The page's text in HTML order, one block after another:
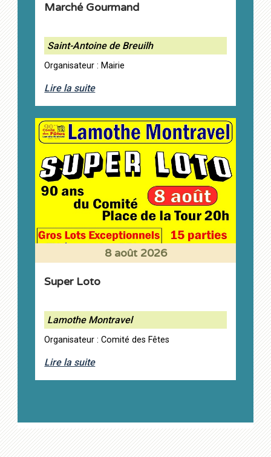
Marché Gourmand
Saint-Antoine de Breuilh
Organisateur : Mairie
Lire la suite
8 août 2026
Super Loto
Lamothe Montravel
Organisateur : Comité des Fêtes
Lire la suite